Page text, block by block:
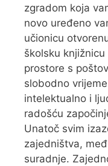
zgradom koja
novo uređeno
učionicu
školsku
prostore s
slobodno
intelektualno i
radošću
Unatoč svim
zajedništva,
suradnje.